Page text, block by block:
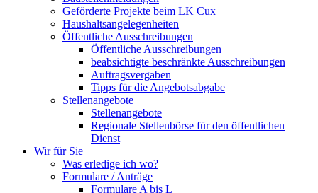
Geförderte Projekte beim LK Cux
Haushaltsangelegenheiten
Öffentliche Ausschreibungen
Öffentliche Ausschreibungen
beabsichtigte beschränkte Ausschreibungen
Auftragsvergaben
Tipps für die Angebotsabgabe
Stellenangebote
Stellenangebote
Regionale Stellenbörse für den öffentlichen
Dienst
Wir für Sie
Was erledige ich wo?
Formulare / Anträge
Formulare A bis L